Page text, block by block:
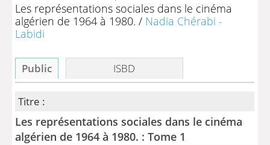
Les représentations sociales dans le cinéma
algérien de 1964 à 1980. / Nadia Chérabi -
Labidi
Public ISBD
Titre :
Les représentations sociales dans le cinéma
algérien de 1964 à 1980. : Tome 1